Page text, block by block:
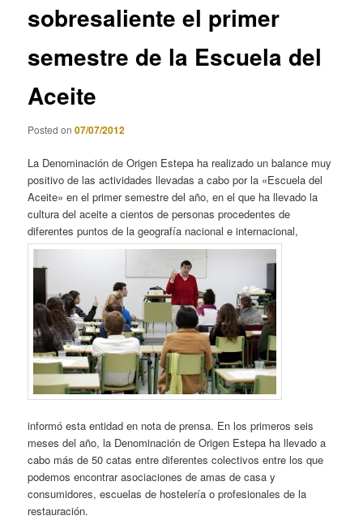
sobresaliente el primer
semestre de la Escuela del
Aceite
Posted on07/07/2012
La Denominación de Origen Estepa ha realizado un balance muy
positivo de las actividades llevadas a cabo por la «Escuela del
Aceite» en el primer semestre del año, en el que ha llevado la
cultura del aceite a cientos de personas procedentes de
diferentes puntos de la geografía nacional e internacional,
informó esta entidad en nota de prensa. En los primeros seis
meses del año, la Denominación de Origen Estepa ha llevado a
cabo más de 50 catas entre diferentes colectivos entre los que
podemos encontrar asociaciones de amas de casa y
consumidores, escuelas de hostelería o profesionales de la
restauración.